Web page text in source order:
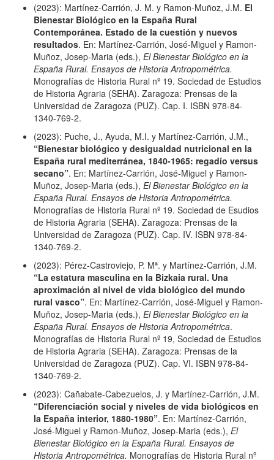
(2023): Martínez-Carrión, J. M. y Ramon-Muñoz, J.M. El
Bienestar Biológico en la España Rural
Contemporánea. Estado de la cuestión y nuevos
resultados. En: Martínez-Carrión, José-Miguel y Ramon-
Muñoz, Josep-Maria (eds.), El Bienestar Biológico en la
España Rural. Ensayos de Historia Antropométrica.
Monografías de Historia Rural nº 19. Sociedad de Estudios
de Historia Agraria (SEHA). Zaragoza: Prensas de la
Universidad de Zaragoza (PUZ). Cap. I. ISBN 978-84-
1340-769-2.
(2023): Puche, J., Ayuda, M.I. y Martínez-Carrión, J.M.,
“Bienestar biológico y desigualdad nutricional en la
España rural mediterránea, 1840-1965: regadío versus
secano”. En: Martínez-Carrión, José-Miguel y Ramon-
Muñoz, Josep-Maria (eds.), El Bienestar Biológico en la
España Rural. Ensayos de Historia Antropométrica.
Monografías de Historia Rural nº 19. Sociedad de Esudios
de Historia Agraria (SEHA). Zaragoza: Prensas de la
Universidad de Zaragoza (PUZ). Cap. IV. ISBN 978-84-
1340-769-2.
(2023): Pérez-Castroviejo, P. Mª. y Martínez-Carrión, J.M.
“La estatura masculina en la Bizkaia rural. Una
aproximación al nivel de vida biológico del mundo
rural vasco”. En: Martínez-Carrión, José-Miguel y Ramon-
Muñoz, Josep-Maria (eds.), El Bienestar Biológico en la
España Rural. Ensayos de Historia Antropométrica.
Monografías de Historia Rural nº 19, Sociedad de Estudios
de Historia Agraria (SEHA). Zaragoza: Prensas de la
Universidad de Zaragoza (PUZ). Cap. VI. ISBN 978-84-
1340-769-2.
(2023): Cañabate-Cabezuelos, J. y Martínez-Carrión, J.M.
“Diferenciación social y niveles de vida biológicos en
la España interior, 1880-1980”. En: Martínez-Carrión,
José-Miguel y Ramon-Muñoz, Josep-Maria (eds.), El
Bienestar Biológico en la España Rural. Ensayos de
Historia Antropométrica. Monografías de Historia Rural nº